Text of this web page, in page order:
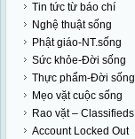
Tin tức từ báo chí
Nghệ thuật sống
Phật giáo-NT.sống
Sức khỏe-Đời sống
Thực phẩm-Đời sống
Mẹo vặt cuộc sống
Rao vặt – Classifieds
Account Locked Out